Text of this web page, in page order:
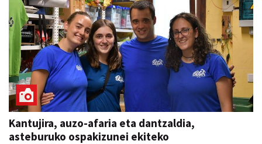
Kantujira, auzo-afaria eta dantzaldia,
asteburuko ospakizunei ekiteko